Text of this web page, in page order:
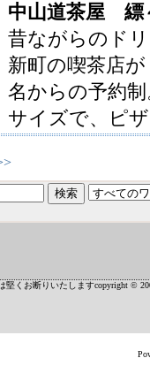
中山道茶屋 縹
昔ながらのド
新町の喫茶店
名からの予約
サイズで、ピ
堅くお断りいたしますcopyright ©